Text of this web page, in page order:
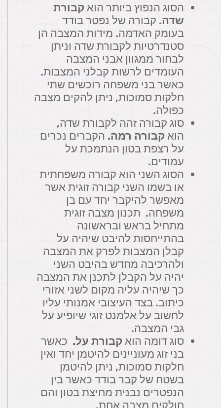
הסוג הנפוץ ביותר הואקבורת
שדה. קבורה של נפטר בודד
בעומק האדמה. מידות המצבה הן
סטנדרטיות לקבורת שדה וניתן
לבחור ממגוון אבני המצבה
העומדים לרשות קבלני המצבות.
כאשר בני משפחה רוכשים שתי
חלקות סמוכות, ניתן להקים מצבה
כפולה.
סוג קבורה זהה לקבורת שדה,
הואקבורה רמה. הקברים נכרים
על רצפת בטון הנתמכת על
עמודים.
הסוג השני הוא קבורה משפחתית
או בשמו השני קבורה זוגית אשר
מאפשר להיקבר יחד עם בן
משפחה. תכנון מצבה זוגית
מתחיל בראש ובראשונה
בהתייחסות להיבט שיהיה על
קבלן המצבות לפרק את המצבה
ולהרכיבה מחדש בהיבט השני
יהיה על הקבלן לתכנן את המצבה
כך שיהיה עליה מקום לשני אזורי
כיתוב. בצד העיצובי אמנותי עליו
לחשוב על אלמנט זוגי שיופיע על
גבי המצבה.
סוג דומה הואקבורת על. כאשר
בני זוג מעוניינים להיטמן יחד ואין
חלקות סמוכות, ניתן להיטמן
בשטח של קבר בודד כאשר בין
הנפטרים נבנית מחיצת בטון והם
חולקים מצבה אחת.